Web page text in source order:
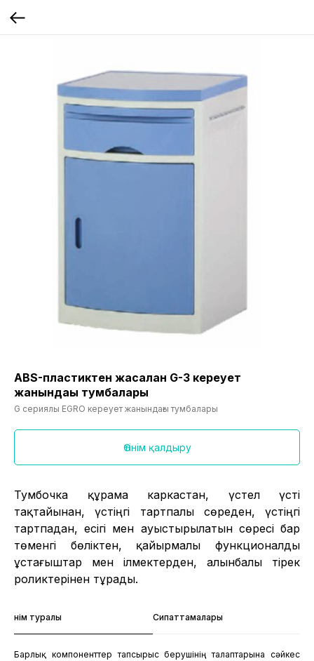
ABS-пластиктен жасалған G-3 кереует
жанындағы тумбалары
G сериялы EGRO кереует жанындағы тумбалары
Өтінім қалдыру
Тумбочка құрама каркастан, үстел үсті
тақтайынан, үстіңгі тартпалы сөреден, үстіңгі
тартпадан, есігі мен ауыстырылатын сөресі бар
төменгі бөліктен, қайырмалы функционалды
ұстағыштар мен ілмектерден, алынбалы тірек
роликтерінен тұрады.
Өнім туралы Сипаттамалары
Барлық компоненттер тапсырыс берушінің талаптарына сәйкес